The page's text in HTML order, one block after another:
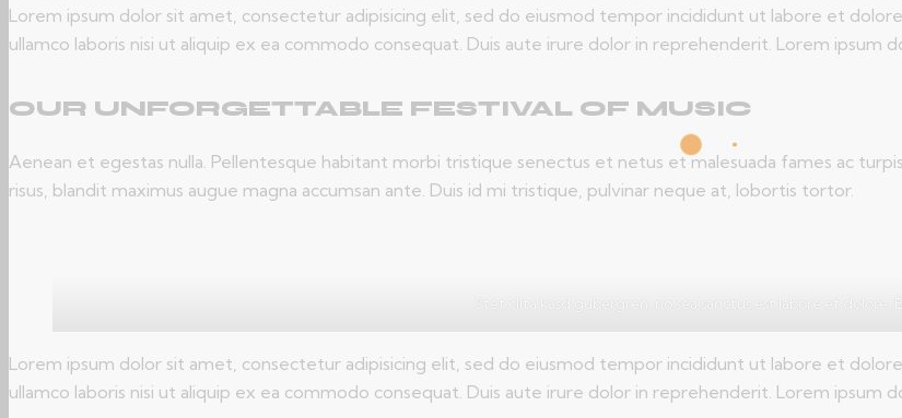
Lorem ipsum dolor sit amet, consectetur adipisicing elit, sed do eiusmod tempor incididunt ut labore et
ullamco laboris nisi ut aliquip ex ea commodo consequat. Duis aute irure dolor in reprehenderit. Lorem ipsum
OUR UNFORGETTABLE FESTIVAL OF MUSIC
Aenean et egestas nulla. Pellentesque habitant morbi tristique senectus et netus et malesuada fames ac
risus, blandit maximus augue magna accumsan ante. Duis id mi tristique, pulvinar neque at, lobortis tortor.
Stet clita kasd gubergren, no sea sanctus est labore et dolore.
Lorem ipsum dolor sit amet, consectetur adipisicing elit, sed do eiusmod tempor incididunt ut labore et
ullamco laboris nisi ut aliquip ex ea commodo consequat. Duis aute irure dolor in reprehenderit. Lorem ipsum